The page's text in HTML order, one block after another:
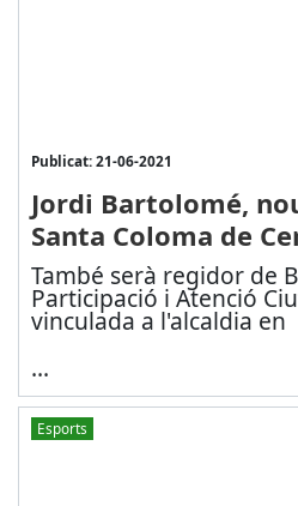
Publicat: 21-06-2021
Jordi Bartolomé,
Santa Coloma de
També serà regidor de
Participació i Atenció
vinculada a l'alcaldia en
...
Esports